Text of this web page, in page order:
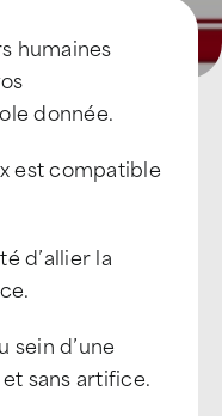
humaines
donnée.
est compatible
d’allier la
sein d’une
sans artifice.